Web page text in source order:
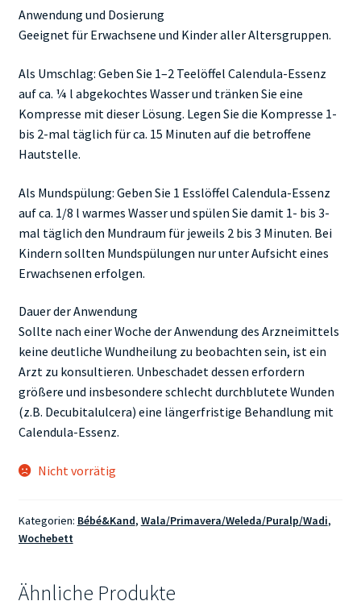
Anwendung und Dosierung
Geeignet für Erwachsene und Kinder aller Altersgruppen.
Als Umschlag: Geben Sie 1–2 Teelöffel Calendula-Essenz
auf ca. ¼ l abgekochtes Wasser und tränken Sie eine
Kompresse mit dieser Lösung. Legen Sie die Kompresse 1-
bis 2-mal täglich für ca. 15 Minuten auf die betroffene
Hautstelle.
Als Mundspülung: Geben Sie 1 Esslöffel Calendula-Essenz
auf ca. 1/8 l warmes Wasser und spülen Sie damit 1- bis 3-
mal täglich den Mundraum für jeweils 2 bis 3 Minuten. Bei
Kindern sollten Mundspülungen nur unter Aufsicht eines
Erwachsenen erfolgen.
Dauer der Anwendung
Sollte nach einer Woche der Anwendung des Arzneimittels
keine deutliche Wundheilung zu beobachten sein, ist ein
Arzt zu konsultieren. Unbeschadet dessen erfordern
größere und insbesondere schlecht durchblutete Wunden
(z.B. Decubitalulcera) eine längerfristige Behandlung mit
Calendula-Essenz.
Nicht vorrätig
Kategorien: Bébé&Kand, Wala/Primavera/Weleda/Puralp/Wadi,
Wochebett
Ähnliche Produkte